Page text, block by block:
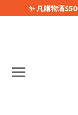
✨ 凡購物滿